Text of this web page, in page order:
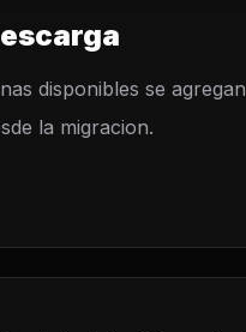
disponibles se agregan
la migracion.